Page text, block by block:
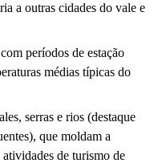
a outras cidades do vale e
períodos de estação
médias típicas do
serras e rios (destaque
que moldam a
de turismo de